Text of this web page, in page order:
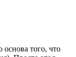
основа того, что